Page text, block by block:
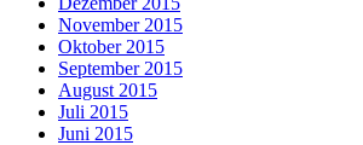
November 2015
Oktober 2015
September 2015
August 2015
Juli 2015
Juni 2015